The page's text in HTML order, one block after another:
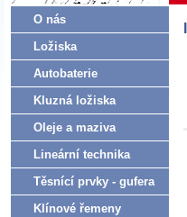
O nás
Ložiska
Autobaterie
Kluzná ložiska
Oleje a maziva
Lineární technika
Těsnící prvky - gufera
Klínové řemeny